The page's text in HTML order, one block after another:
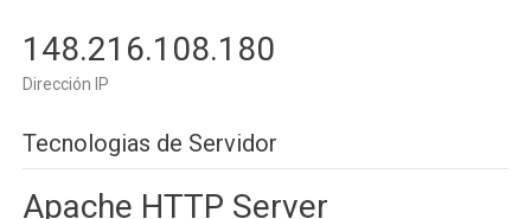
148.216.108.180
Dirección IP
Tecnologias de Servidor
Apache HTTP Server